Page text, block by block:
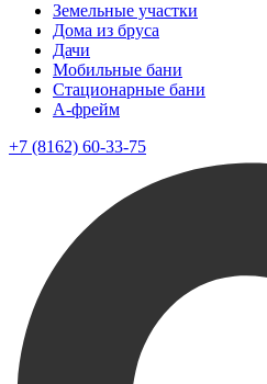
Земельные участки
Дома из бруса
Дачи
Мобильные бани
Стационарные бани
A-фрейм
+7 (8162) 60-33-75